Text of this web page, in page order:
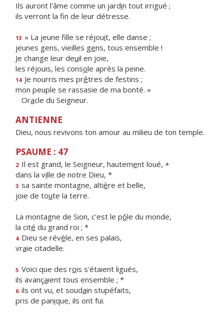
Ils auront l'âme comme un jardin tout irrigué ;
ils verront la fn de leur détresse.
13 « La jeune fille se réjouit, elle danse ;
jeunes gens, vieilles gens, tous ensemble !
Je change leur deuil en joie,
les réjouis, les console après la peine.
14 Je nourris mes prêtres de festins ;
mon peuple se rassasie de ma bonté. »
Oracle du Seigneur.
ANTIENNE
Dieu, nous revivons ton amour au milieu de ton temple.
PSAUME : 47
2 Il est grand, le Seigneur, hautement loué, +
dans la ville de notre Dieu, *
3 sa sainte montagne, altière et belle,
joie de toute la terre.
La montagne de Sion, c'est le pôle du monde,
la cité du grand roi ; *
4 Dieu se révèle, en ses palais,
vraie citadelle.
5 Voici que des rois s'étaient ligués,
ils avançaient tous ensemble ; *
6 ils ont vu, et soudain stupéfaits,
pris de panique, ils ont fui.